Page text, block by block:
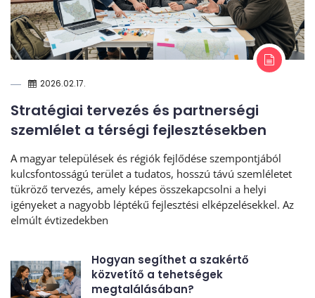
2026.02.17.
Stratégiai tervezés és partnerségi
szemlélet a térségi fejlesztésekben
A magyar települések és régiók fejlődése szempontjából
kulcsfontosságú terület a tudatos, hosszú távú szemléletet
tükröző tervezés, amely képes összekapcsolni a helyi
igényeket a nagyobb léptékű fejlesztési elképzelésekkel. Az
elmúlt évtizedekben
Hogyan segíthet a szakértő
közvetítő a tehetségek
megtalálásában?